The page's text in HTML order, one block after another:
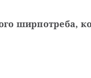
ширпотреба,